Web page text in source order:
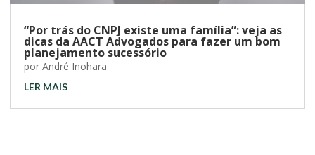
“Por trás do CNPJ existe uma família”: veja as
dicas da AACT Advogados para fazer um bom
planejamento sucessório
por André Inohara
LER MAIS